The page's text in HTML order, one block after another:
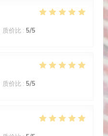
质价比 : 5/5
质价比 : 5/5